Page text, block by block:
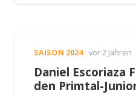
SAISON 2024 vor 2 Jahren
Daniel Escoriaza
den Primtal-